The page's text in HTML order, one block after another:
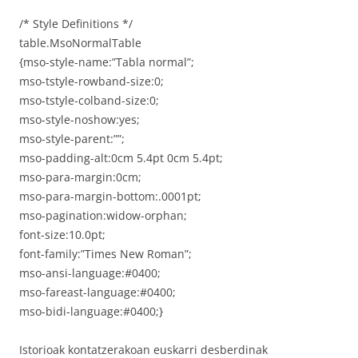
/* Style Definitions */
table.MsoNormalTable
{mso-style-name:”Tabla normal”;
mso-tstyle-rowband-size:0;
mso-tstyle-colband-size:0;
mso-style-noshow:yes;
mso-style-parent:””;
mso-padding-alt:0cm 5.4pt 0cm 5.4pt;
mso-para-margin:0cm;
mso-para-margin-bottom:.0001pt;
mso-pagination:widow-orphan;
font-size:10.0pt;
font-family:”Times New Roman”;
mso-ansi-language:#0400;
mso-fareast-language:#0400;
mso-bidi-language:#0400;}
Istorioak kontatzerakoan euskarri desberdinak